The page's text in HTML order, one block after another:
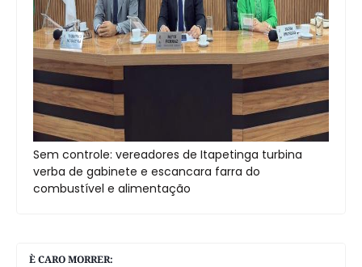
Sem controle: vereadores de Itapetinga turbina
verba de gabinete e escancara farra do
combustível e alimentação
È CARO MORRER: